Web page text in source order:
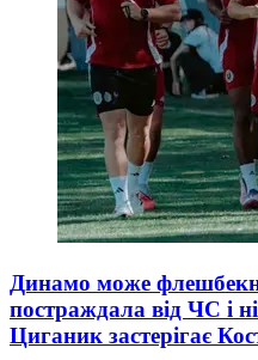
Динамо може
постраждала від ЧС і
Циганик застерігає